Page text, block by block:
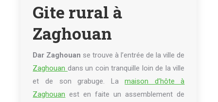
Gite rural à
Zaghouan
Dar Zaghouan se trouve à l’entrée de la ville de
Zaghouan dans un coin tranquille loin de la ville
et de son grabuge. Lamaison d’hôte à
Zaghouan est en faite un assemblement de